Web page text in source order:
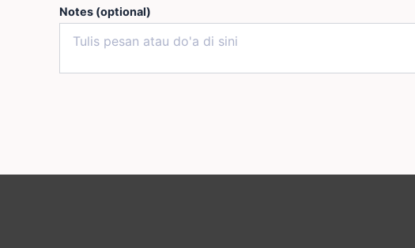
Notes (optional)